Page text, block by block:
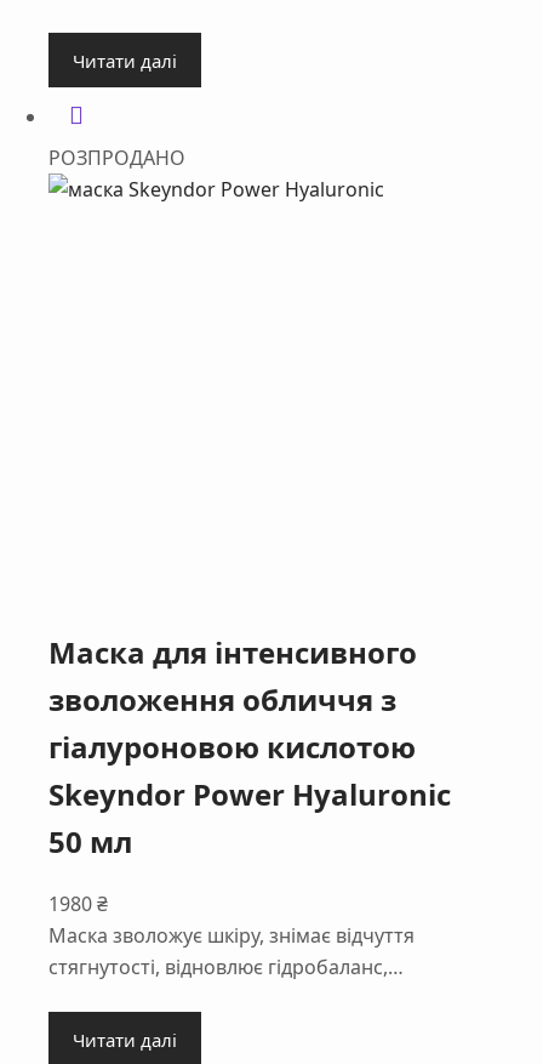
Читати далі
РОЗПРОДАНО
Маска для інтенсивного
зволоження обличчя з
гіалуроновою кислотою
Skeyndor Power Hyaluronic
50 мл
1980₴
Маска зволожує шкіру, знімає відчуття
стягнутості, відновлює гідробаланс,…
Читати далі